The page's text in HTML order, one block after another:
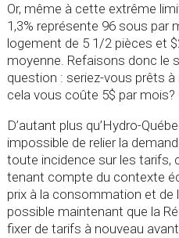
Or, même à cette extrême
1,3% représente 96 sous par
logement de 5 1/2 pièces et
moyenne. Refaisons donc le
question : seriez-vous prêts
cela vous coûte 5$ par mois?
D’autant plus qu’Hydro-
impossible de relier la
toute incidence sur les tarifs,
tenant compte du contexte
prix à la consommation et de
possible maintenant que la
fixer de tarifs à nouveau